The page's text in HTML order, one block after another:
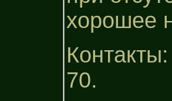
хорошее
70.